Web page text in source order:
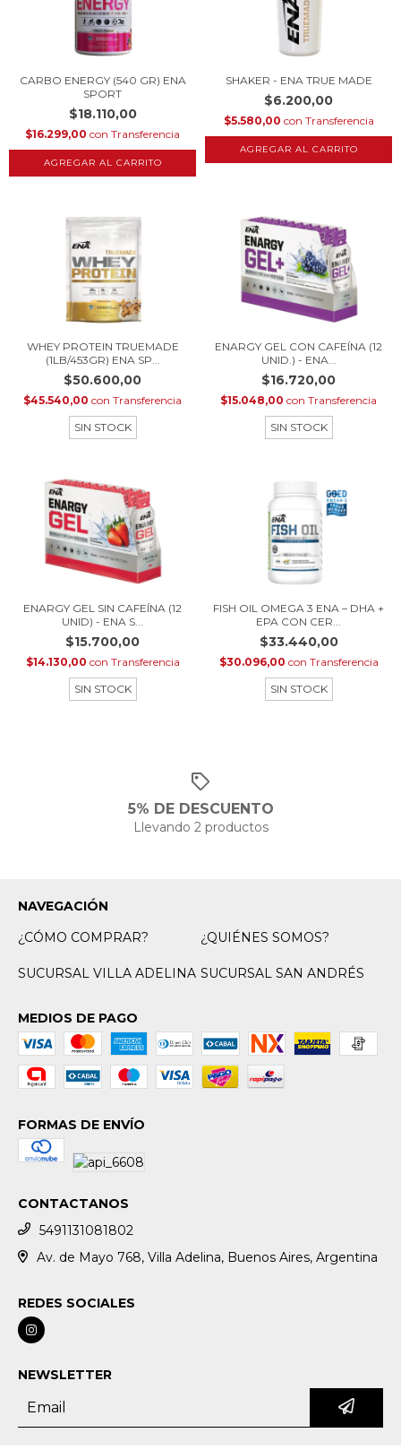
CARBO ENERGY (540 GR) ENA
SPORT
$18.110,00
$16.299,00 con Transferencia
AGREGAR AL CARRITO
SHAKER - ENA TRUE MADE
$6.200,00
$5.580,00 con Transferencia
WHEY PROTEIN TRUEMADE
(1LB/453GR) ENA SP...
$50.600,00
$45.540,00 con Transferencia
SIN STOCK
ENARGY GEL CON CAFEÍNA (12
UNID.) - ENA...
$16.720,00
$15.048,00 con Transferencia
SIN STOCK
ENARGY GEL SIN CAFEÍNA (12
UNID) - ENA S...
$15.700,00
$14.130,00 con Transferencia
SIN STOCK
FISH OIL OMEGA 3 ENA – DHA +
EPA CON CER...
$33.440,00
$30.096,00 con Transferencia
SIN STOCK
5% DE DESCUENTO
Llevando 2 productos
NAVEGACIÓN
¿CÓMO COMPRAR?
¿QUIÉNES SOMOS?
SUCURSAL VILLA ADELINA SUCURSAL SAN ANDRÉS
MEDIOS DE PAGO
FORMAS DE ENVÍO
CONTACTANOS
5491131081802
Av. de Mayo 768, Villa Adelina, Buenos Aires, Argentina
REDES SOCIALES
NEWSLETTER